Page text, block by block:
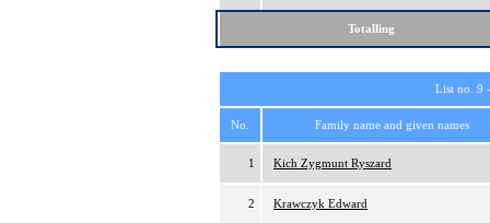
Totalling
List no. 9
No. Family name and given names
1 Kich Zygmunt Ryszard
2 Krawczyk Edward